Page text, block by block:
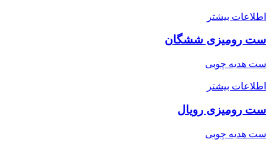
اطلاعات بیشتر
ست رومیزی ششگان
ست هدیه چوبی
اطلاعات بیشتر
ست رومیزی رویال
ست هدیه چوبی